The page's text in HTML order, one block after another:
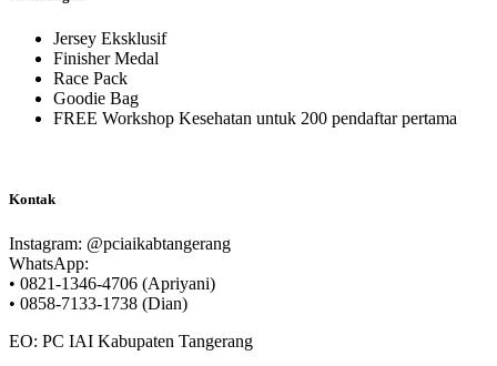
Jersey Eksklusif
Finisher Medal
Race Pack
Goodie Bag
FREE Workshop Kesehatan untuk 200 pendaftar pertama
Kontak
Instagram: @pciaikabtangerang
WhatsApp:
• 0821-1346-4706 (Apriyani)
• 0858-7133-1738 (Dian)
EO: PC IAI Kabupaten Tangerang